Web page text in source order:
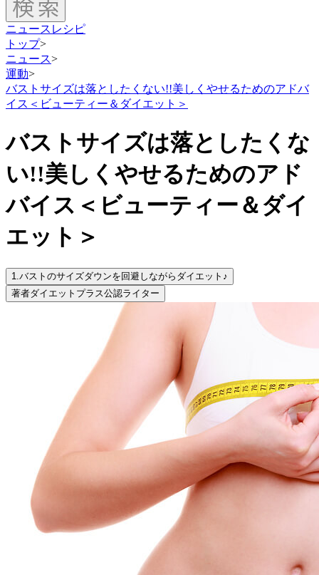
ニュース レシピ
トップ>
ニュース>
運動>
バストサイズは落としたくない!!美しくやせるためのアドバ
イス＜ビューティー＆ダイエット＞
バストサイズは落としたくな
い!!美しくやせるためのアド
バイス＜ビューティー＆ダイ
エット＞
1.バストのサイズダウンを回避しながらダイエット♪
著者ダイエットプラス公認ライター